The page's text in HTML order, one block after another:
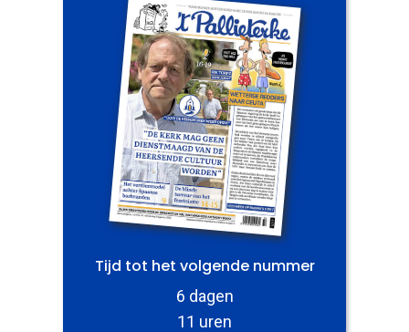
Tijd tot het volgende nummer
6 dagen
11 uren